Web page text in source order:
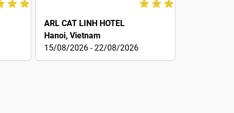
ARL CAT LINH HOTEL
Hanoi, Vietnam
15/08/2026 - 22/08/2026